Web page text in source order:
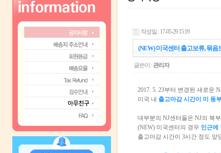
작성일 : 17-05-29 15:19
(NEW) 미국센터 출고보류, 묶음
글쓴이 : 관리자
2017. 5. 23부터 변경된 새로운
미국 내 출고마감 시간이 미 동
대부분의 NJ센터들은 NJ의 북
(NEW) 미국센터의 경우 인근에
출고마감 시간이 3시간 정도 앞